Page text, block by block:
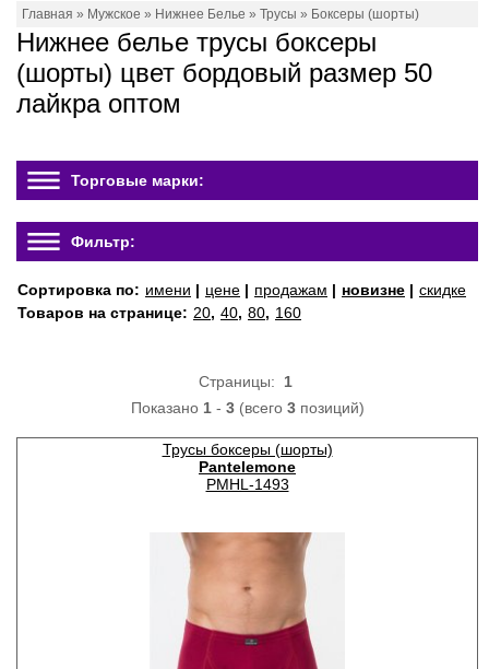
Главная » Мужское » Нижнее Белье » Трусы » Боксеры (шорты)
Нижнее белье трусы боксеры
(шорты) цвет бордовый размер 50
лайкра оптом
Торговые марки:
Фильтр:
Сортировка по: имени | цене | продажам | новизне | скидке
Товаров на странице: 20, 40, 80, 160
Страницы: 1
Показано 1- 3(всего 3позиций)
Трусы боксеры (шорты)
Pantelemone
PMHL-1493